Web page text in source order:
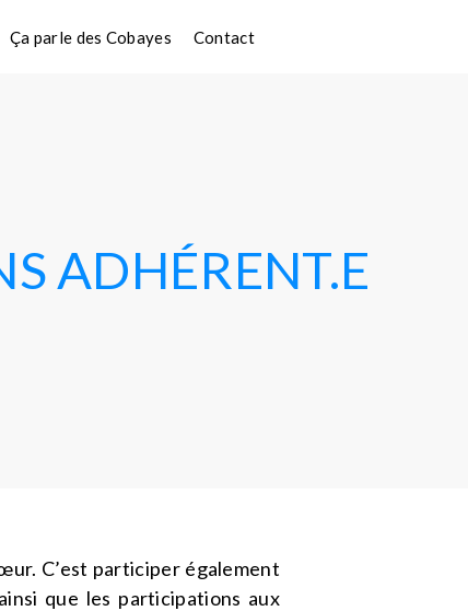
Ça parle des Cobayes Contact
ADHÉRENT.E
C’est participer également
que les participations aux